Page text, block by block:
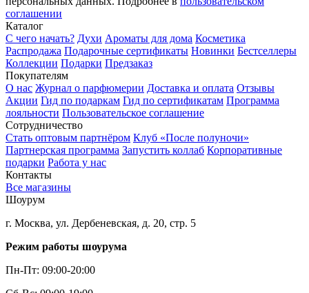
соглашении
Каталог
С чего начать? Духи Ароматы для дома Косметика
Распродажа Подарочные сертификаты Новинки Бестселлеры
Коллекции Подарки Предзаказ
Покупателям
О нас Журнал о парфюмерии Доставка и оплата Отзывы
Акции Гид по подаркам Гид по сертификатам Программа
лояльности Пользовательское соглашение
Сотрудничество
Стать оптовым партнёром Клуб «После полуночи»
Партнерская программа Запустить коллаб Корпоративные
подарки Работа у нас
Контакты
Все магазины
Шоурум
г. Москва, ул. Дербеневская, д. 20, стр. 5
Режим работы шоурума
Пн-Пт: 09:00-20:00